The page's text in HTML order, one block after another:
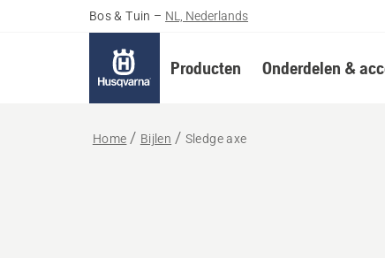
Bos & Tuin – NL, Nederlands
Producten Onderdelen &
Home Bijlen Sledge axe